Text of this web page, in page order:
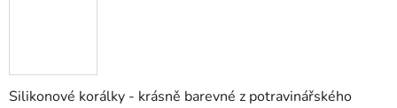
Silikonové korálky - krásně barevné z potravinářského